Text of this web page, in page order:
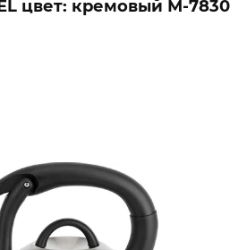
цвет: кремовый М-7830